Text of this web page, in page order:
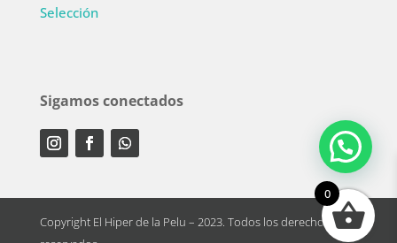
Selección
Sigamos conectados
Copyright El Hiper de la Pelu – 2023. Todos los derechos
0